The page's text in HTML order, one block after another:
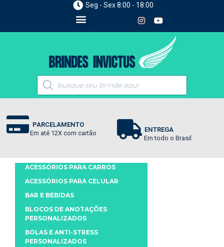
Seg - Sex 8:00 - 18:00
PARCELAMENTO
Em até 12X com cartão
ENTREGA
Em todo o Brasil
ACESSÓRIOS PARA CARROS
ACESSÓRIOS PARA CELULAR
BAR E BEBIDAS
BLOCOS DE ANOTAÇÕES
PERSONALIZADOS
BOLAS E ANTI-STRESS
PERSONALIZADOS